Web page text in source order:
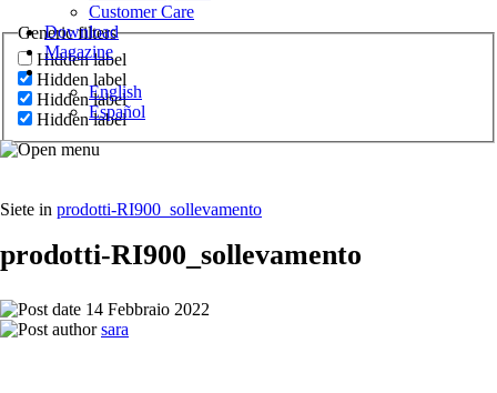
Generic filters
Hidden label
Hidden label
Hidden label
Hidden label
Customer Care
Download
Magazine
English
Español
Siete in prodotti-RI900_sollevamento
prodotti-RI900_sollevamento
14 Febbraio 2022
sara